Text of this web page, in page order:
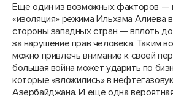
Еще один из возможных факторов —
«изоляция» режима Ильхама Алиева
стороны западных стран — вплоть
за нарушение прав человека. Таким
можно привлечь внимание к своей
большая война может ударить по
которые «вложились» в
Азербайджана. И еще одна